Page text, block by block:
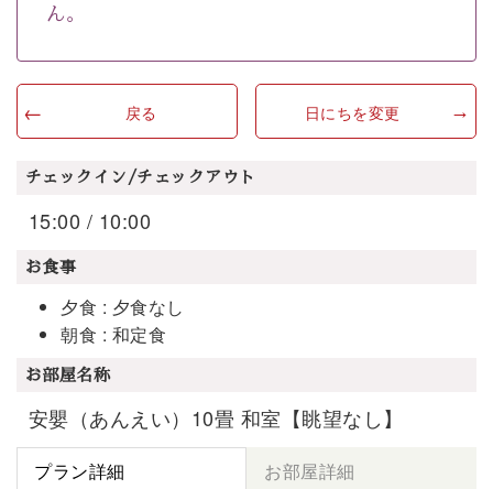
ん。
戻る 日にちを変更
チェックイン/チェックアウト
15:00 / 10:00
お食事
夕食 : 夕食なし
朝食 : 和定食
お部屋名称
安嬰（あんえい）10畳 和室【眺望なし】
プラン詳細 お部屋詳細